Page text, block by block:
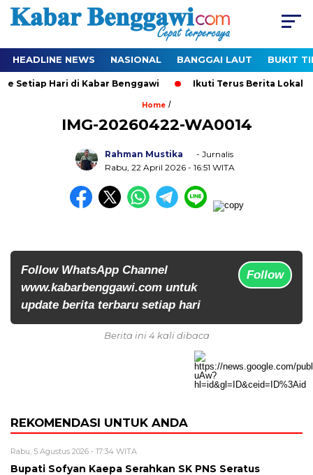
HEADLINE NEWS NASIONAL BANGGAI LAUT BUKIT
Hari di Kabar Benggawi Ikuti Terus Berita Lokal
Home /
IMG-20260422-WA0014
Rahman Mustika
- Jurnalis
Rabu, 22 April 2026 - 16:51 WITA
Follow WhatsApp Channel
www.kabarbenggawi.com untuk
update berita terbaru setiap hari
Follow
Berita ini 4 kali dibaca
REKOMENDASI UNTUK ANDA
Rabu, 5 Agustus 2026 - 17:34 WITA
Bupati Sofyan Kaepa Serahkan SK PNS Seratus